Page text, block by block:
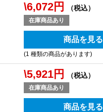
\6,072円 （税込）
在庫商品あり
商品を見る
(1 種類の商品があります)
\5,921円 （税込）
在庫商品あり
商品を見る